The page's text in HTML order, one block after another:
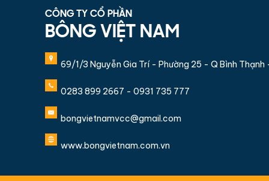
CÔNG TY CỔ PHẦN
BÔNG VIỆT NAM
69/1/3 Nguyễn Gia Trí - Phường 25 - Q Bình Thạnh
0283 899 2667 - 0931 735 777
bongvietnamvcc@gmail.com
www.bongvietnam.com.vn